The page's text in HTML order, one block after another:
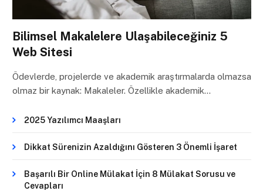
Bilimsel Makalelere Ulaşabileceğiniz 5
Web Sitesi
Ödevlerde, projelerde ve akademik araştırmalarda olmazsa
olmaz bir kaynak: Makaleler. Özellikle akademik…
2025 Yazılımcı Maaşları
Dikkat Sürenizin Azaldığını Gösteren 3 Önemli İşaret
Başarılı Bir Online Mülakat İçin 8 Mülakat Sorusu ve
Cevapları